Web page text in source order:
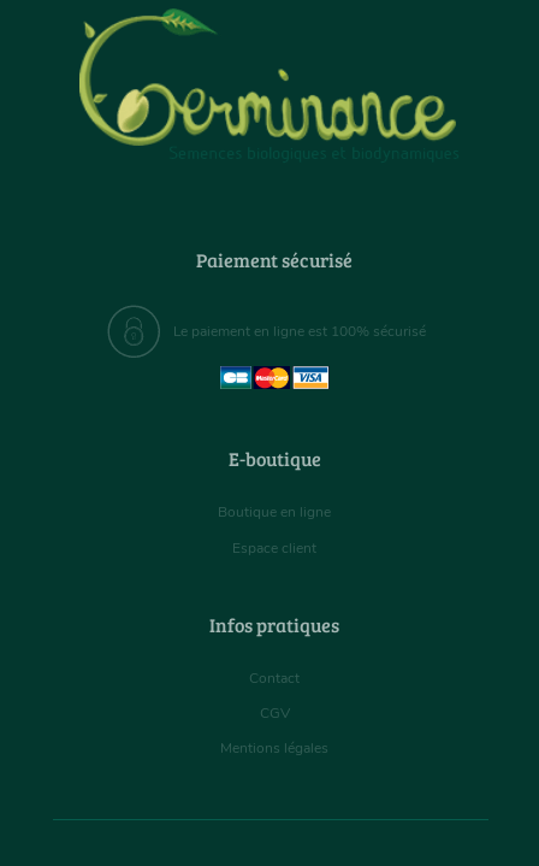
Paiement sécurisé
Le paiement en ligne est 100% sécurisé
E-boutique
Boutique en ligne
Espace client
Infos pratiques
Contact
CGV
Mentions légales